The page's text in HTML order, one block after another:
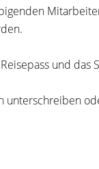
und das
unterschreiben